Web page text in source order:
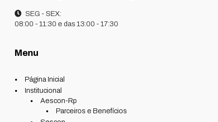
SEG - SEX:
08:00 - 11:30 e das 13:00 - 17:30
Menu
Página Inicial
Institucional
Aescon-Rp
Parceiros e Benefícios